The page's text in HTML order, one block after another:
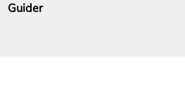
Guider